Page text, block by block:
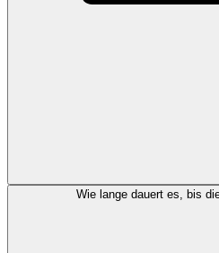
Wie lange dauert es, bis